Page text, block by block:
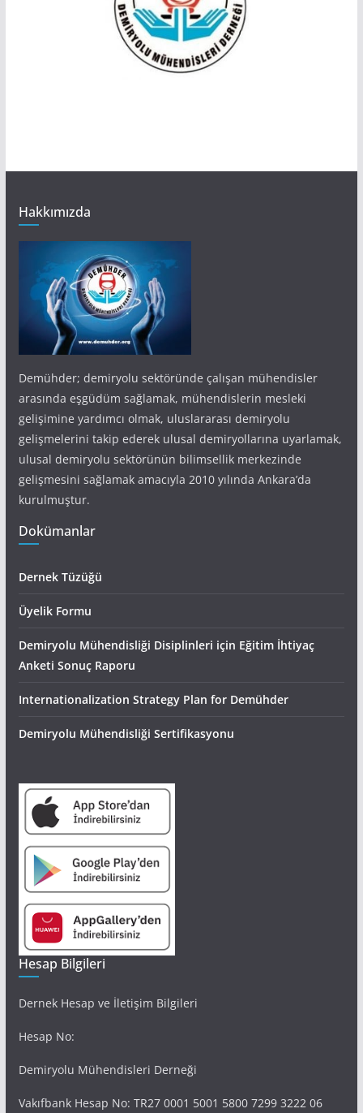
Hakkımızda
Demühder; demiryolu sektöründe çalışan mühendisler
arasında eşgüdüm sağlamak, mühendislerin mesleki
gelişimine yardımcı olmak, uluslararası demiryolu
gelişmelerini takip ederek ulusal demiryollarına uyarlamak,
ulusal demiryolu sektörünün bilimsellik merkezinde
gelişmesini sağlamak amacıyla 2010 yılında Ankara’da
kurulmuştur.
Dokümanlar
Dernek Tüzüğü
Üyelik Formu
Demiryolu Mühendisliği Disiplinleri için Eğitim İhtiyaç
Anketi Sonuç Raporu
Internationalization Strategy Plan for Demühder
Demiryolu Mühendisliği Sertifikasyonu
Hesap Bilgileri
Dernek Hesap ve İletişim Bilgileri
Hesap No:
Demiryolu Mühendisleri Derneği
Vakıfbank Hesap No: TR27 0001 5001 5800 7299 3222 06